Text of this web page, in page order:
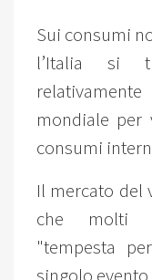
Sui consumi
l’Italia si
mondiale per
consumi
Il mercato del
che molti
"tempesta